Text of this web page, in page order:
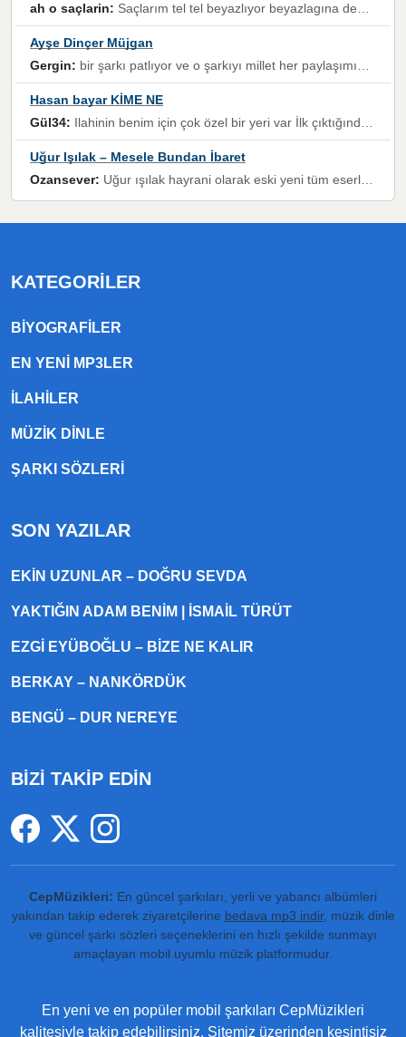
ah o saçlarin: Saçlarım tel tel beyazlıyor beyazlagına degil yanımda sen yoksun ona üzülüyorum günler bir bir geçiyor geçen günlere değil sensiz geçen günlere darılıyorum,Dinledikce asla kavusamayacagim ama asla unutamicagim sevdiğim adam için yanar içim
Ayşe Dinçer Müjgan
Gergin: bir şarkı patlıyor ve o şarkıyı millet her paylaşımın altına koyuyor ve öyle bir durum hal alıyor ki şarkıyı dinlemeden şarkıdan bikıyorsun Ama bu enteresan bir şekilde dillere dolanıyor millet olarak seviyoruz dertlerle boğuşurken bir yandan da göbek atmayi))) diyeceklerim bu kadar güzel hoş bir sayfa emeğinize sağlık arkadaşlar kolay gelsin
Hasan bayar KİME NE
Gül34: Ilahinin benim için çok özel bir yeri var İlk çıktığında komşum ne kadar yüksek sesle dinliyorsa orada duymuştum ve YouTube'dan aratıp Bu ilahiyi bulmuştum ve sonra müdavimi oldum günlük Ben de 3-5 kere dinleyip ezberleyip artık ilahiye bende eşlik ediyorum yüksek sesle Allah razı olsun hizmet nimettir Rabbim sizin zahmetlerinize de hayırlı nimetler versin Selam ve dua ile Allah'a emanet olun
Uğur Işılak – Mesele Bundan İbaret
Ozansever: Uğur ışılak hayrani olarak eski yeni tüm eserlerini keyifle huzurla dinleyenlerden birisiyim, emeğine saygı duyan gönül veren bunu en güzel şekilde sevenlerine ulaştıran siz değerli sayfa yöneticilerine de teşekkür ederim
KATEGORILER
BIYOGRAFILER
EN YENI MP3LER
ILAHILER
MÜZIK DINLE
ŞARKI SÖZLERI
SON YAZILAR
EKIN UZUNLAR – DOĞRU SEVDA
YAKTIĞIN ADAM BENIM | İSMAIL TÜRÜT
EZGI EYÜBOĞLU – BIZE NE KALIR
BERKAY – NANKÖRDÜK
BENGÜ – DUR NEREYE
BİZİ TAKİP EDİN
CepMüzikleri: En güncel şarkıları, yerli ve yabancı albümleri
yakından takip ederek ziyaretçilerine bedava mp3 indir, müzik dinle
ve güncel şarkı sözleri seçeneklerini en hızlı şekilde sunmayı
amaçlayan mobil uyumlu müzik platformudur.
En yeni ve en popüler mobil şarkıları CepMüzikleri
kalitesiyle takip edebilirsiniz. Sitemiz üzerinden kesintisiz